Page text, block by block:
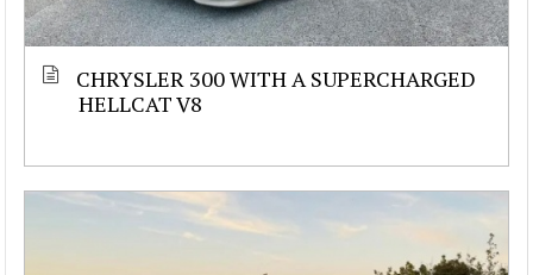
CHRYSLER 300 WITH A SUPERCHARGED
HELLCAT V8